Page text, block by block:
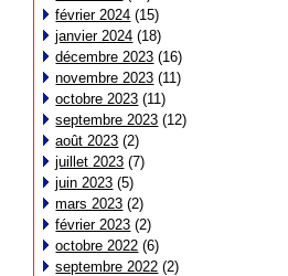
février 2024 (15)
janvier 2024 (18)
décembre 2023 (16)
novembre 2023 (11)
octobre 2023 (11)
septembre 2023 (12)
août 2023 (2)
juillet 2023 (7)
juin 2023 (5)
mars 2023 (2)
février 2023 (2)
octobre 2022 (6)
septembre 2022 (2)